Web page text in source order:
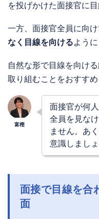
を投げかけた面接官に
一方、面接官全員に向け
なく目線を向けるよう
自然な形で目線を向け
取り組むことをおすすめ
面接官が何
全員を見な
ません。あ
意識しましょ
面接で目線を合
面